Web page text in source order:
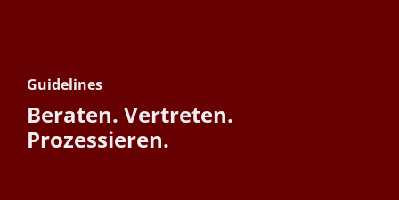
Guidelines
Beraten. Vertreten.
Prozessieren.